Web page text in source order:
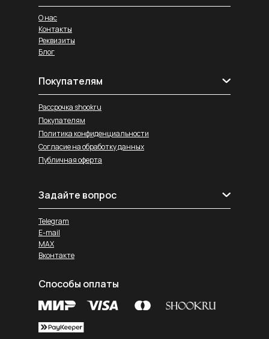
Реквизиты
Блог
О нас
Контакты
Покупателям
Рассрочка shookru
Покупателям
Политика конфиденциальности
Согласие на обработку данных
Публичная оферта
Задайте вопрос
Telegram
E-mail
MAX
Вконтакте
Способы оплаты